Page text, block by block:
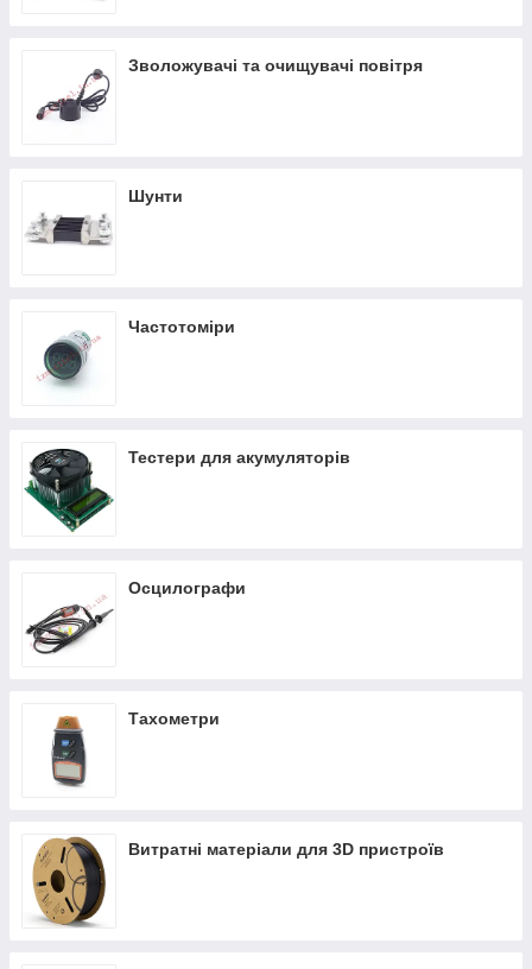
Зволожувачі та очищувачі повітря
Шунти
Частотоміри
Тестери для акумуляторів
Осцилографи
Тахометри
Витратні матеріали для 3D пристроїв